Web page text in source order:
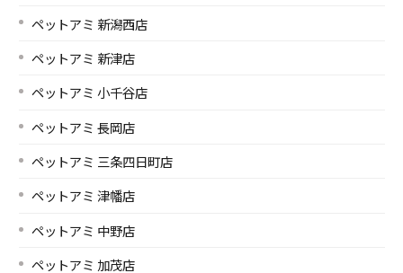
ペットアミ 新潟西店
ペットアミ 新津店
ペットアミ 小千谷店
ペットアミ 長岡店
ペットアミ 三条四日町店
ペットアミ 津幡店
ペットアミ 中野店
ペットアミ 加茂店